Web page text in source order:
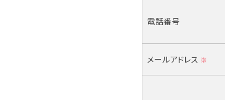
電話番号
メールアドレス ※